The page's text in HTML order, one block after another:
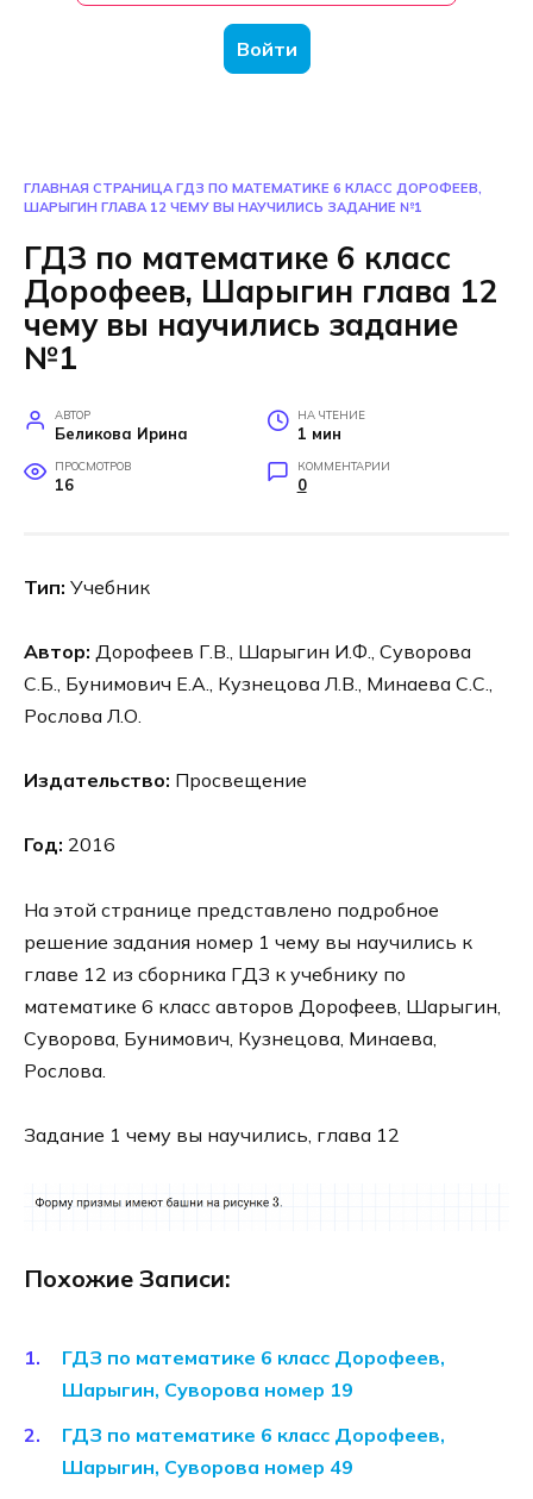
Войти
ГЛАВНАЯ СТРАНИЦА ГДЗ ПО МАТЕМАТИКЕ 6 КЛАСС ДОРОФЕЕВ,
ШАРЫГИН ГЛАВА 12 ЧЕМУ ВЫ НАУЧИЛИСЬ ЗАДАНИЕ №1
ГДЗ по математике 6 класс
Дорофеев, Шарыгин глава 12
чему вы научились задание
№1
АВТОР
Беликова Ирина
НА ЧТЕНИЕ
1 мин
ПРОСМОТРОВ
16
КОММЕНТАРИИ
0
Тип: Учебник
Автор: Дорофеев Г.В., Шарыгин И.Ф., Суворова
С.Б., Бунимович Е.А., Кузнецова Л.В., Минаева С.С.,
Рослова Л.О.
Издательство: Просвещение
Год: 2016
На этой странице представлено подробное
решение задания номер 1 чему вы научились к
главе 12 из сборника ГДЗ к учебнику по
математике 6 класс авторов Дорофеев, Шарыгин,
Суворова, Бунимович, Кузнецова, Минаева,
Рослова.
Задание 1 чему вы научились, глава 12
Похожие Записи:
ГДЗ по математике 6 класс Дорофеев,
Шарыгин, Суворова номер 19
ГДЗ по математике 6 класс Дорофеев,
Шарыгин, Суворова номер 49